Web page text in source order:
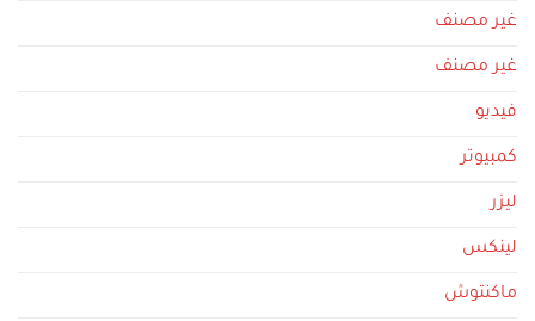
غير مصنف
غير مصنف
فيديو
كمبيوتر
ليزر
لينكس
ماكنتوش